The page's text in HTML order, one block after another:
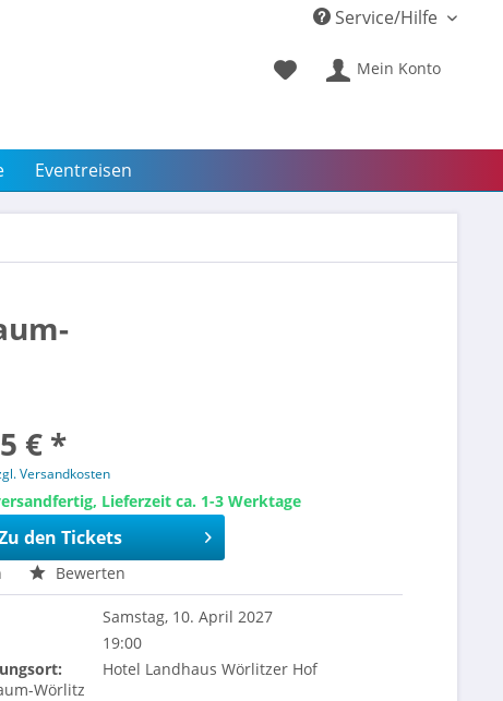
Service/Hilfe
Mein Konto
Eventreisen
€ *
Versandkosten
Lieferzeit ca. 1-3 Werktage
den Tickets
Bewerten
Samstag, 10. April 2027
19:00
Hotel Landhaus Wörlitzer Hof
Wörlitz